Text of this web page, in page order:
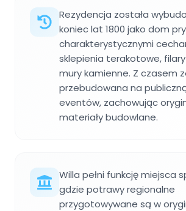
Rezydencja została
koniec lat 1800 jako dom
charakterystycznymi
sklepienia terakotowe,
mury kamienne. Z czasem
przebudowana na
eventów, zachowując
materiały budowlane.
Willa pełni funkcję miejsca
gdzie potrawy regionalne
przygotowywane są w